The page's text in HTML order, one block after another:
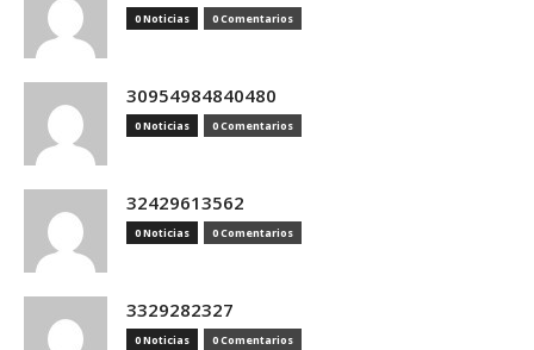
0 Noticias 0 Comentarios
30954984840480
0 Noticias 0 Comentarios
32429613562
0 Noticias 0 Comentarios
3329282327
0 Noticias 0 Comentarios